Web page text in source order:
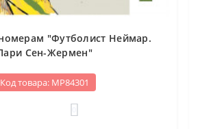
"Футболист Неймар.
Сен-Жермен"
Код товара: МР84301